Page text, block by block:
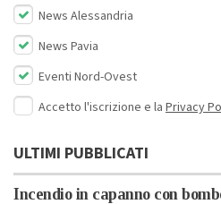
News Alessandria
News Pavia
Eventi Nord-Ovest
Accetto l'iscrizione e la Privacy
ULTIMI PUBBLICATI
Incendio in capanno con